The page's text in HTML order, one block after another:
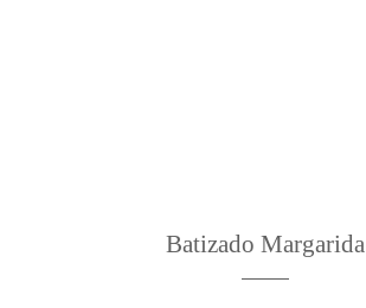
Batizado Margarida